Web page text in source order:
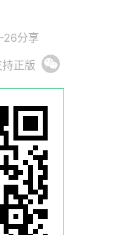
分享
正版